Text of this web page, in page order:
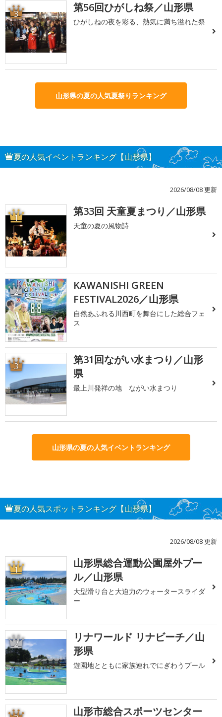
3 第56回ひがしね祭／山形県
ひがしねの夜を彩る、熱気に満ち溢れた祭
山形県の夏の人気夏祭りランキング
夏の人気イベントランキング【山形県】
2026/08/08 更新
1 第33回 天童夏まつり／山形県
天童の夏の風物詩
2
KAWANISHI GREEN
FESTIVAL2026／山形県
自然あふれる川西町を舞台にした総合フェ
ス
3
第31回ながい水まつり／山形
県
最上川発祥の地 ながい水まつり
山形県の夏の人気イベントランキング
夏の人気スポットランキング【山形県】
2026/08/08 更新
1
山形県総合運動公園屋外プー
ル／山形県
大型滑り台と大迫力のウォータースライダ
ー
2
リナワールド リナビーチ／山
形県
遊園地とともに家族連れでにぎわうプール
山形市総合スポーツセンター